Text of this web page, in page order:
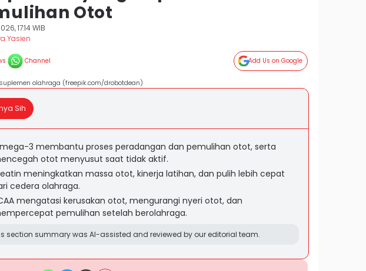
Otot
17:14 WIB
Yasien
Channel Add Us on Google
olahraga (freepik.com/drobotdean)
Sih
3 membantu proses peradangan dan pemulihan otot, serta
otot menyusut saat tidak aktif.
meningkatkan massa otot, kinerja latihan, dan pulih lebih cepat
cedera olahraga.
mengatasi kerusakan otot, mengurangi nyeri otot, dan
pemulihan setelah berolahraga.
section summary was AI-assisted and reviewed by our editorial team.